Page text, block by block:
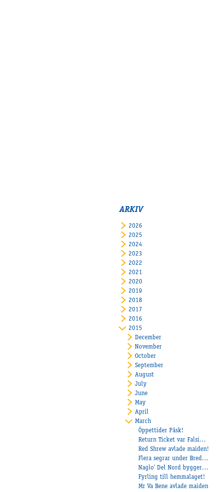
ARKIV
2026
2025
2024
2023
2022
2021
2020
2019
2018
2017
2016
2015
December
November
October
September
August
July
June
May
April
March
Öppettider Påsk!
Return Ticket var Falsigs biljett till vinnarcirkeln!
Red Shrew avlade maiden!
Flera segrar under Breddloppsdagarna
Naglo' Del Nord bygger staket på V75!
Fyrling till hemmalaget!
Mr Va Bene avlade maiden